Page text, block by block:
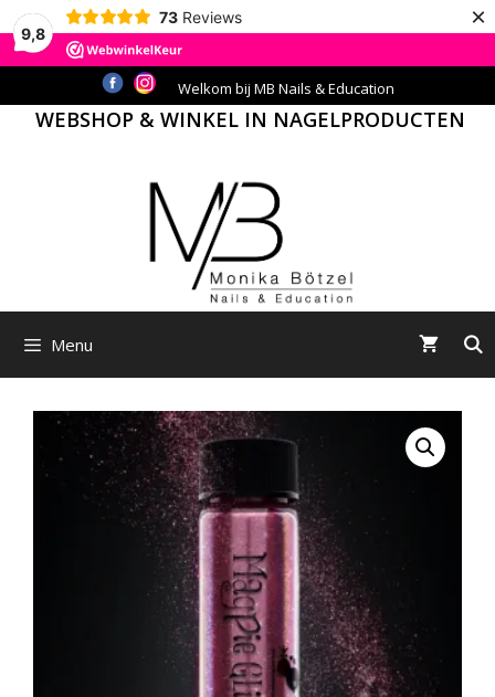
9,8
73 Reviews ×
naar
Welkom bij MB Nails & Education
WEBSHOP & WINKEL IN NAGELPRODUCTEN
Menu